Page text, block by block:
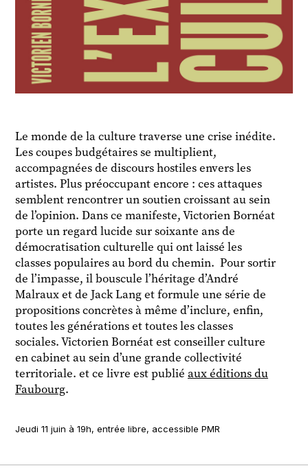
Le monde de la culture traverse une crise inédite.
Les coupes budgétaires se multiplient,
accompagnées de discours hostiles envers les
artistes. Plus préoccupant encore : ces attaques
semblent rencontrer un soutien croissant au sein
de l’opinion. Dans ce manifeste, Victorien Bornéat
porte un regard lucide sur soixante ans de
démocratisation culturelle qui ont laissé les
classes populaires au bord du chemin. Pour sortir
de l’impasse, il bouscule l’héritage d’André
Malraux et de Jack Lang et formule une série de
propositions concrètes à même d’inclure, enfin,
toutes les générations et toutes les classes
sociales. Victorien Bornéat est conseiller culture
en cabinet au sein d’une grande collectivité
territoriale. et ce livre est publié aux éditions du
Faubourg.
Jeudi 11 juin à 19h, entrée libre, accessible PMR